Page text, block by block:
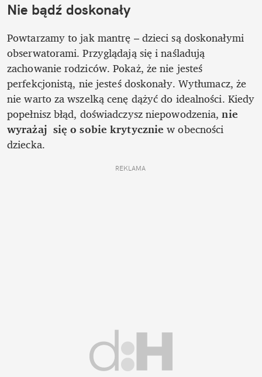
Nie bądź doskonały
Powtarzamy to jak mantrę – dzieci są doskonałymi
obserwatorami. Przyglądają się i naśladują
zachowanie rodziców. Pokaż, że nie jesteś
perfekcjonistą, nie jesteś doskonały. Wytłumacz, że
nie warto za wszelką cenę dążyć do idealności. Kiedy
popełnisz błąd, doświadczysz niepowodzenia, nie
wyrażaj  się o sobie krytycznie w obecności
dziecka.
REKLAMA